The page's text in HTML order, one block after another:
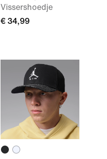
Vissershoedje
€ 34,99